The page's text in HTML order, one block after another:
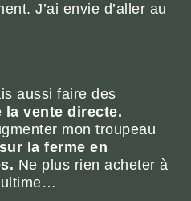
J’ai envie d’aller au
aussi faire des
la vente directe.
mon troupeau
la ferme en
Ne plus rien acheter à
ultime…